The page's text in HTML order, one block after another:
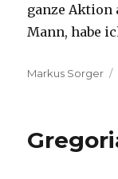
ganze Aktion
Mann, habe
Autor
Markus Sorger